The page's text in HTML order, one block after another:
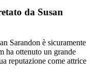
da Susan
Sarandon è sicuramente
ha ottenuto un grande
reputazione come attrice